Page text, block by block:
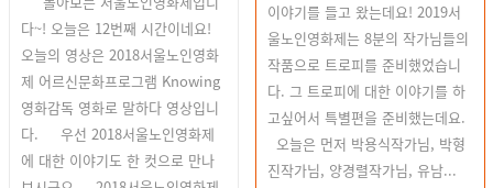
이야기를 들고 왔는데요! 2019서
울노인영화제는 8분의 작가님들의
작품으로 트로피를 준비했었습니
다. 그 트로피에 대한 이야기를 하
고싶어서 특별편을 준비했는데요.
오늘은 먼저 박용식작가님, 박형
진작가님, 양경렬작가님, 유남...
다~! 오늘은 12번째 시간이네요!
오늘의 영상은 2018서울노인영화
제 어르신문화프로그램 Knowing
영화감독 영화로 말하다 영상입니
다. 우선 2018서울노인영화제
에 대한 이야기도 한 컷으로 만나